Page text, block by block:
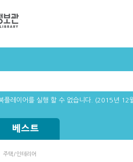
플레이어를 실행 할 수 없습니다. (2015년 12
베스트
주택/인테리어